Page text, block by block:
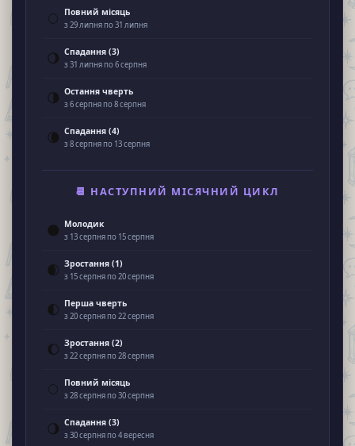
🌕 Повний місяць
з 29 липня по 31 липня
🌖 Спадання (3)
з 31 липня по 6 серпня
🌗 Остання чверть
з 6 серпня по 8 серпня
🌘 Спадання (4)
з 8 серпня по 13 серпня
📆 НАСТУПНИЙ МІСЯЧНИЙ ЦИКЛ
🌑 Молодик
з 13 серпня по 15 серпня
🌒 Зростання (1)
з 15 серпня по 20 серпня
🌓 Перша чверть
з 20 серпня по 22 серпня
🌔 Зростання (2)
з 22 серпня по 28 серпня
🌕 Повний місяць
з 28 серпня по 30 серпня
🌖 Спадання (3)
з 30 серпня по 4 вересня